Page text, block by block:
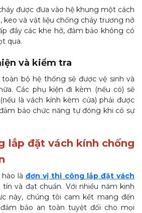
được đưa vào hệ khung một cách
keo và vật liệu chống cháy trương nở
đầy các khe hở, đảm bảo không có
qua.
và kiểm tra
bộ hệ thống sẽ được vệ sinh và
Các phụ kiện đi kèm (nếu có) sẽ
là vách kính kèm cửa) phải được
bảo chức năng tự đóng khi có sự
lắp đặt vách kính chống
hào làđơn vị thi công lắp đặt vách
và đạt chuẩn. Với nhiều năm kinh
này, chúng tôi cam kết mang đến
bảo an toàn tuyệt đối cho mọi